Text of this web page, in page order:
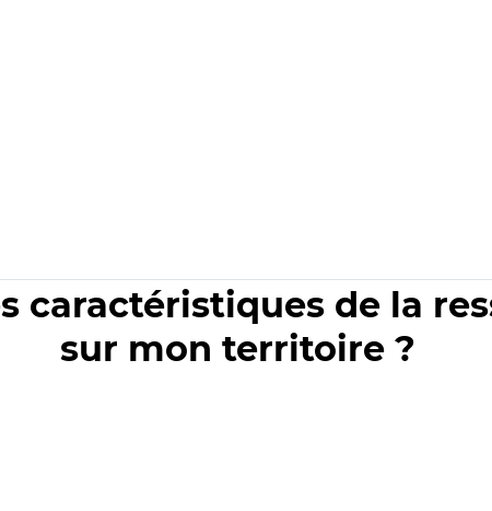
caractéristiques de la
sur mon territoire ?